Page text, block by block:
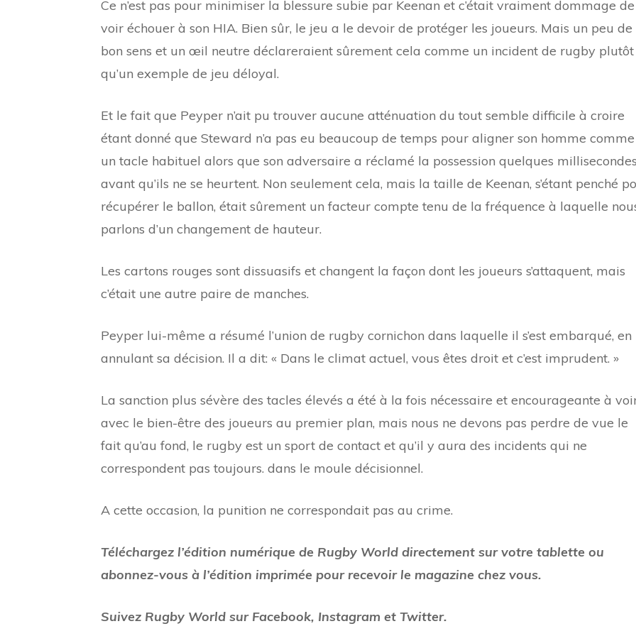
Ce n’est pas pour minimiser la blessure subie par Keenan et c’était vraiment dommage
voir échouer à son HIA. Bien sûr, le jeu a le devoir de protéger les joueurs. Mais un peu de
bon sens et un œil neutre déclareraient sûrement cela comme un incident de rugby plutôt
qu’un exemple de jeu déloyal.
Et le fait que Peyper n’ait pu trouver aucune atténuation du tout semble difficile à croire
étant donné que Steward n’a pas eu beaucoup de temps pour aligner son homme comme
un tacle habituel alors que son adversaire a réclamé la possession quelques millisecondes
avant qu’ils ne se heurtent. Non seulement cela, mais la taille de Keenan, s’étant penché
récupérer le ballon, était sûrement un facteur compte tenu de la fréquence à laquelle
parlons d’un changement de hauteur.
Les cartons rouges sont dissuasifs et changent la façon dont les joueurs s’attaquent, mais
c’était une autre paire de manches.
Peyper lui-même a résumé l’union de rugby cornichon dans laquelle il s’est embarqué, en
annulant sa décision. Il a dit: « Dans le climat actuel, vous êtes droit et c’est imprudent. »
La sanction plus sévère des tacles élevés a été à la fois nécessaire et encourageante à
avec le bien-être des joueurs au premier plan, mais nous ne devons pas perdre de vue le
fait qu’au fond, le rugby est un sport de contact et qu’il y aura des incidents qui ne
correspondent pas toujours. dans le moule décisionnel.
A cette occasion, la punition ne correspondait pas au crime.
Téléchargez l’édition numérique de Rugby World directement sur votre tablette ou
abonnez-vous à l’édition imprimée pour recevoir le magazine chez vous.
Suivez Rugby World sur Facebook, Instagram et Twitter.